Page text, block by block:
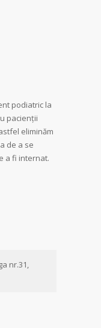
podiatric la
pacienții
eliminăm
de a se
a fi internat.
nr.31,